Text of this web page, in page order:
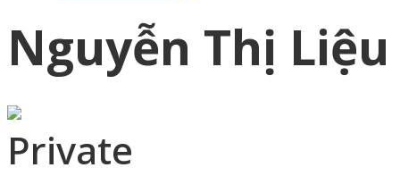
Nguyễn Thị Liệu
Private